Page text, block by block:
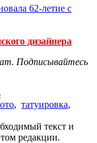
62-летие с
дизайнера
Подписывайтесь
, татуировка,
текст и
редакции.